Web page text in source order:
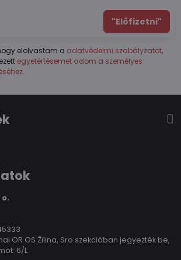
"Előfizetni"
elolvastam a adatvédelmi szabályzatot,
egyetértésemet adom a személyes
.
o.
OR OS Žilina, Sro szekcióban jegyezték be,
6/L.